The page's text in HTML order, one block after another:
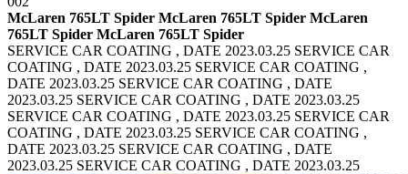
McLaren 765LT Spider McLaren 765LT Spider McLaren
765LT Spider McLaren 765LT Spider
SERVICE CAR COATING , DATE 2023.03.25 SERVICE CAR
COATING , DATE 2023.03.25 SERVICE CAR COATING ,
DATE 2023.03.25 SERVICE CAR COATING , DATE
2023.03.25 SERVICE CAR COATING , DATE 2023.03.25
SERVICE CAR COATING , DATE 2023.03.25 SERVICE CAR
COATING , DATE 2023.03.25 SERVICE CAR COATING ,
DATE 2023.03.25 SERVICE CAR COATING , DATE
2023.03.25 SERVICE CAR COATING , DATE 2023.03.25